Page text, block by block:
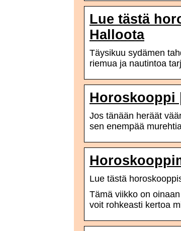
Lue tästä
Halloota
Täysikuu sydämen
riemua ja nautintoa
Horoskooppi
Jos tänään heräät
sen enempää
Lue tästä
Tämä viikko on
voit rohkeasti kertoa